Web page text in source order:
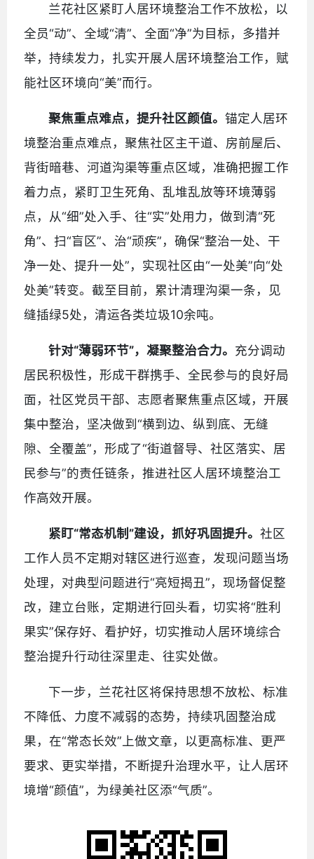
兰花社区紧盯人居环境整治工作不放松，以
全员“动”、全域“清”、全面“净”为目标，多措并
举，持续发力，扎实开展人居环境整治工作，赋
能社区环境向“美”而行。
聚焦重点难点，提升社区颜值。锚定人居环
境整治重点难点，聚焦社区主干道、房前屋后、
背街暗巷、河道沟渠等重点区域，准确把握工作
着力点，紧盯卫生死角、乱堆乱放等环境薄弱
点，从“细”处入手、往“实”处用力，做到清“死
角”、扫“盲区”、治“顽疾”，确保“整治一处、干
净一处、提升一处”，实现社区由“一处美”向“处
处美”转变。截至目前，累计清理沟渠一条，见
缝插绿5处，清运各类垃圾10余吨。
针对“薄弱环节”，凝聚整治合力。 充分调动
居民积极性，形成干群携手、全民参与的良好局
面，社区党员干部、志愿者聚焦重点区域，开展
集中整治，坚决做到“横到边、纵到底、无缝
隙、全覆盖”，形成了“街道督导、社区落实、居
民参与”的责任链条，推进社区人居环境整治工
作高效开展。
紧盯“常态机制”建设，抓好巩固提升。社区
工作人员不定期对辖区进行巡查，发现问题当场
处理，对典型问题进行“亮短揭丑”，现场督促整
改，建立台账，定期进行回头看，切实将“胜利
果实”保存好、看护好，切实推动人居环境综合
整治提升行动往深里走、往实处做。
下一步，兰花社区将保持思想不放松、标准
不降低、力度不减弱的态势，持续巩固整治成
果，在“常态长效”上做文章，以更高标准、更严
要求、更实举措，不断提升治理水平，让人居环
境增“颜值”，为绿美社区添“气质”。